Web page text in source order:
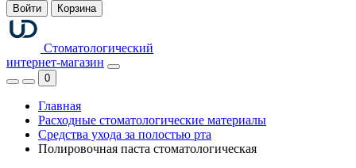
Войти Корзина
Стоматологический
интернет-магазин
0
Главная
Расходные стоматологические материалы
Средства ухода за полостью рта
Полировочная паста стоматологическая